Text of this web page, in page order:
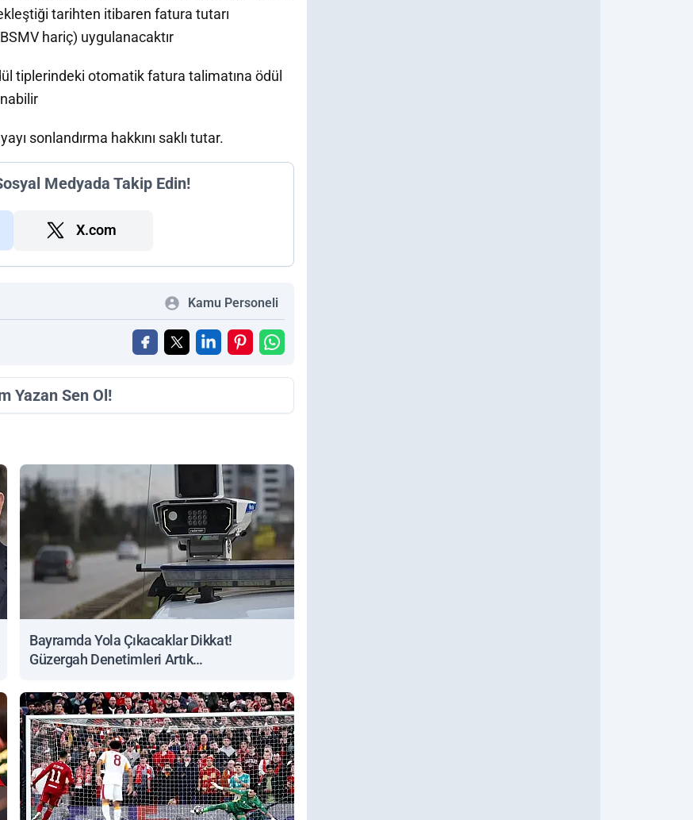
tarihten itibaren fatura tutarı
hariç) uygulanacaktır
tiplerindeki otomatik fatura talimatına ödül
sonlandırma hakkını saklı tutar.
Medyada Takip Edin!
X.com
Kamu Personeli
Yazan Sen Ol!
Bayramda Yola Çıkacaklar Dikkat!
Güzergah Denetimleri Artık